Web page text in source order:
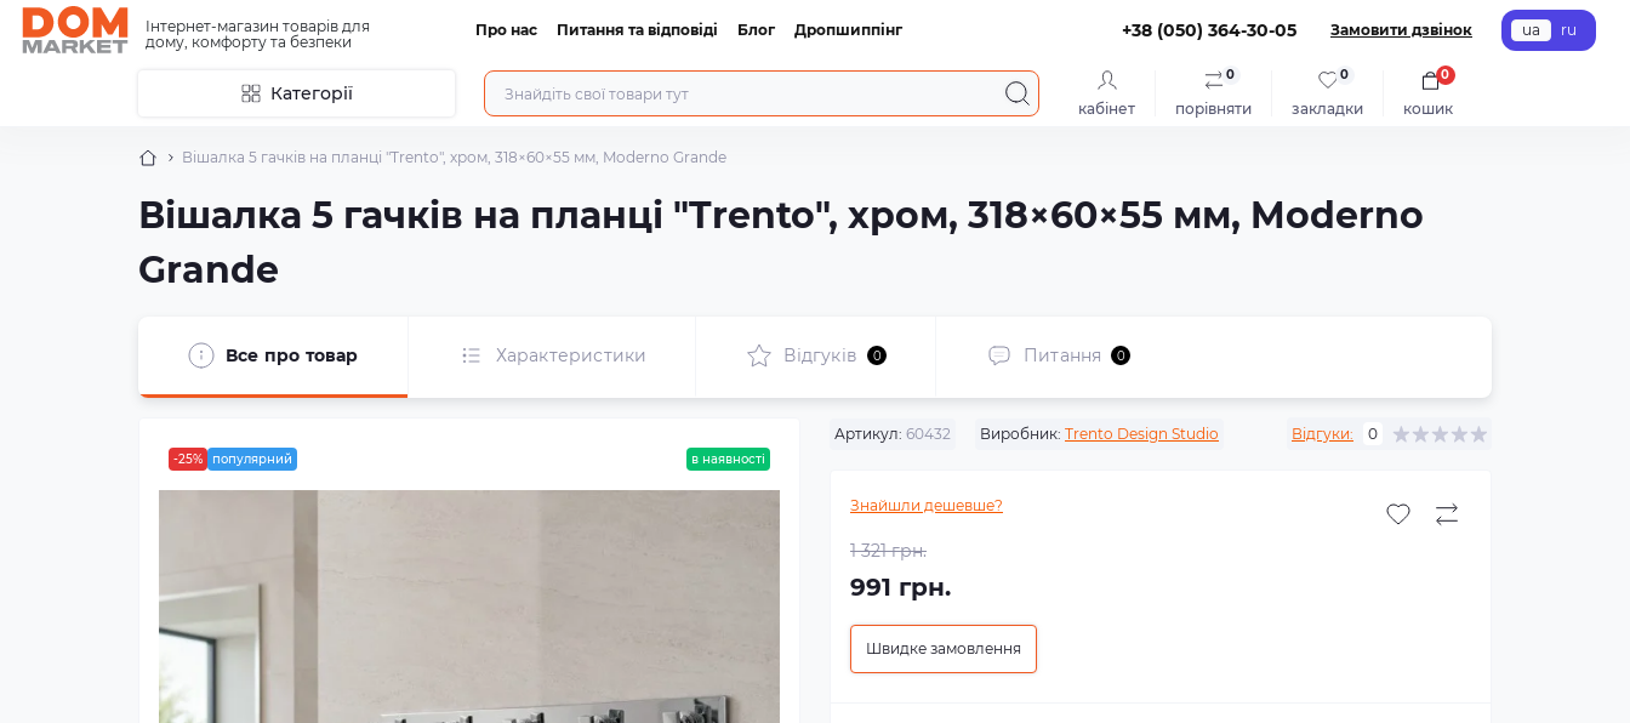
Інтернет-магазин товарів для
дому, комфорту та безпеки
Про нас Питання та відповіді Блог Дропшиппінг +38 (050) 364-30-05 Замовити дзвінок ua ru
Категорії
кабінет порівняти
0
закладки
0
кошик
0
Вішалка 5 гачків на планці "Trento", хром, 318×60×55 мм, Moderno Grande
Вішалка 5 гачків на планці "Trento", хром, 318×60×55 мм, Moderno
Grande
Все про товар Характеристики Відгуків 0 Питання 0
-25% популярний в наявності
Артикул: 60432 Виробник: Trento Design Studio Відгуки: 0
Знайшли дешевше?
1 321 грн.
991 грн.
Швидке замовлення